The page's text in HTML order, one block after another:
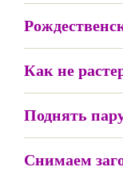
Как не
Поднять
Снимаем